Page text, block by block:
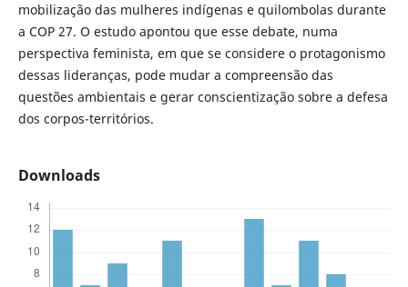
mobilização das mulheres indígenas e quilombolas durante
a COP 27. O estudo apontou que esse debate, numa
perspectiva feminista, em que se considere o protagonismo
dessas lideranças, pode mudar a compreensão das
questões ambientais e gerar conscientização sobre a defesa
dos corpos-territórios.
Downloads